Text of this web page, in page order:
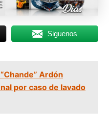
Siguenos
Ardón
por caso de lavado